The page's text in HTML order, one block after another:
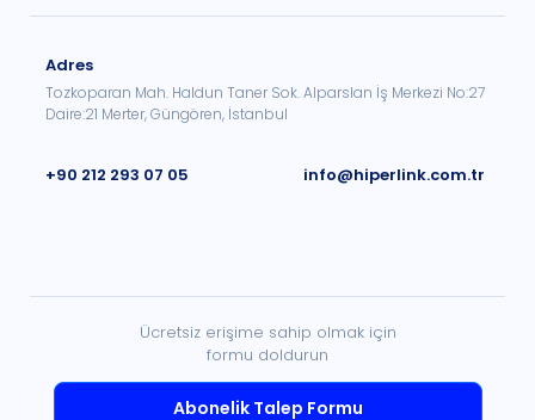
Adres
Tozkoparan Mah. Haldun Taner Sok. Alparslan İş Merkezi No:27
Daire:21 Merter, Güngören, İstanbul
+90 212 293 07 05 info@hiperlink.com.tr
Ücretsiz erişime sahip olmak için
formu doldurun
Abonelik Talep Formu